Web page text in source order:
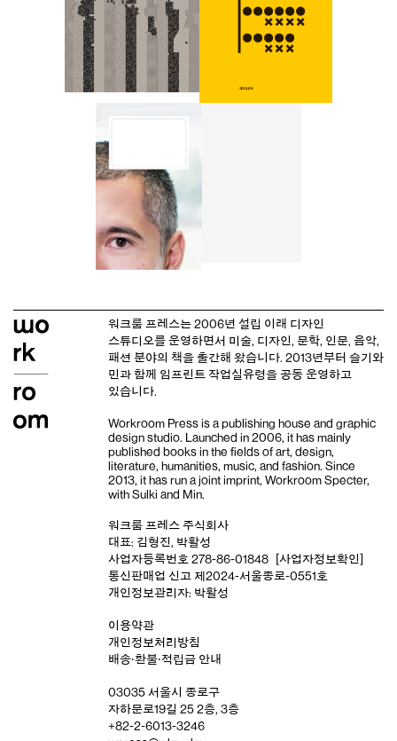
워크룸 프레스는 2006년 설립 이래 디자인
스튜디오를 운영하면서 미술, 디자인, 문학, 인문, 음악,
패션 분야의 책을 출간해 왔습니다. 2013년부터 슬기와
민과 함께 임프린트 작업실유령을 공동 운영하고
있습니다.
Workroom Press is a publishing house and graphic
design studio. Launched in 2006, it has mainly
published books in the fields of art, design,
literature, humanities, music, and fashion. Since
2013, it has run a joint imprint, Workroom Specter,
with Sulki and Min.
워크룸 프레스 주식회사
대표: 김형진, 박활성
사업자등록번호 278-86-01848
[사업자정보확인]
통신판매업 신고 제2024-서울종로-0551호
개인정보관리자: 박활성
이용약관
개인정보처리방침
배송‧환불‧적립금 안내
03035 서울시 종로구
자하문로19길 25 2층, 3층
+82-2-6013-3246